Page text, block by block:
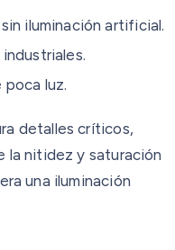
iluminación artificial.
luz.
detalles críticos,
la nitidez y saturación
una iluminación